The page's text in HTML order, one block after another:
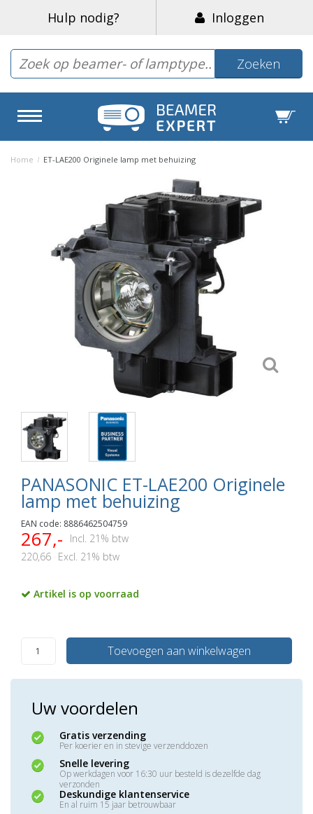
Hulp nodig? Inloggen
Zoeken
Home / ET-LAE200 Originele lamp met behuizing
PANASONIC ET-LAE200 Originele
lamp met behuizing
EAN code: 8886462504759
267,-
Incl. 21% btw
220,66 Excl. 21% btw
Artikel is op voorraad
Toevoegen aan winkelwagen
Uw voordelen
Gratis verzending
Per koerier en in stevige verzenddozen
Snelle levering
Op werkdagen voor 16:30 uur besteld is dezelfde dag
verzonden
Deskundige klantenservice
En al ruim 15 jaar betrouwbaar